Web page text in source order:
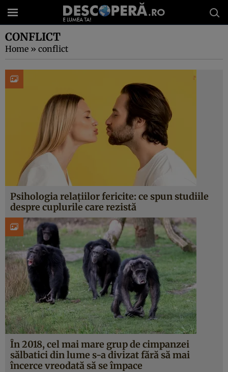
CONFLICT
Home » conflict
Psihologia relațiilor fericite: ce spun studiile
despre cuplurile care rezistă
În 2018, cel mai mare grup de cimpanzei
sălbatici din lume s-a divizat fără să mai
încerce vreodată să se împace